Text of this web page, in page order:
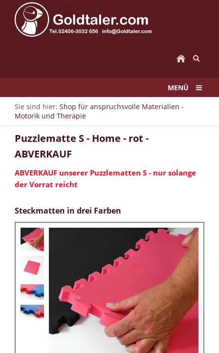
MENÜ
Sie sind hier: Shop für anspruchsvolle Materialien -
Motorik und Therapie
Puzzlematte S - Home - rot -
ABVERKAUF
ABVERKAUF unserer Puzzlematten S - nur solange
der Vorrat reicht
Steckmatten in drei Farben